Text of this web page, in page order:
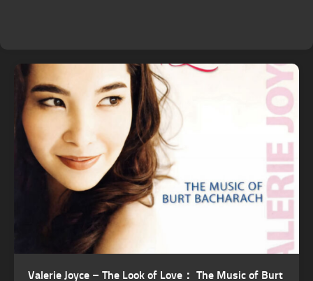
Valerie Joyce – The Look of Love： The Music of Burt